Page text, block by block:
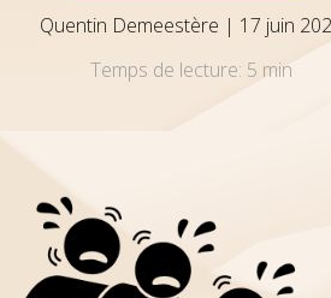
Quentin Demeestère | 17 juin
Temps de lecture: 5 min